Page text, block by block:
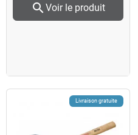
search Voir le produit
Livraison gratuite